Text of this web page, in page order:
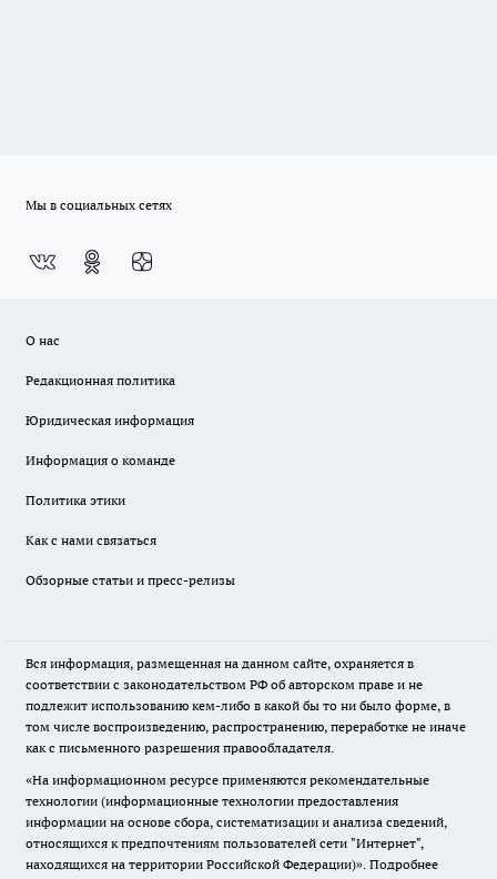
Мы в социальных сетях
О нас
Редакционная политика
Юридическая информация
Информация о команде
Политика этики
Как с нами связаться
Обзорные статьи и пресс-релизы
Вся информация, размещенная на данном сайте, охраняется в
соответствии с законодательством РФ об авторском праве и не
подлежит использованию кем-либо в какой бы то ни было форме, в
том числе воспроизведению, распространению, переработке не иначе
как с письменного разрешения правообладателя.
«На информационном ресурсе применяются рекомендательные
технологии (информационные технологии предоставления
информации на основе сбора, систематизации и анализа сведений,
относящихся к предпочтениям пользователей сети "Интернет",
находящихся на территории Российской Федерации)». Подробнее